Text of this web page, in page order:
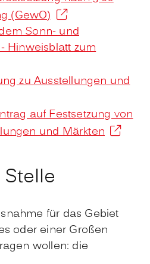
(GewO)
Sonn- und
Hinweisblatt zum
zu Ausstellungen und
auf Festsetzung von
und Märkten
für das Gebiet
oder einer Großen
wollen: die